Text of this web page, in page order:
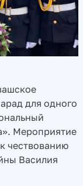
для одного
Мероприятие
чествованию
Василия